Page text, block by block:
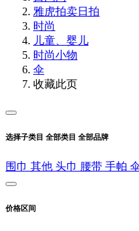
雅虎拍卖日拍
时尚
儿童、婴儿
时尚小物
伞
收藏此页
选择子类目 全部类目 全部品牌
围巾 其他 头巾 腰带 手帕
价格区间